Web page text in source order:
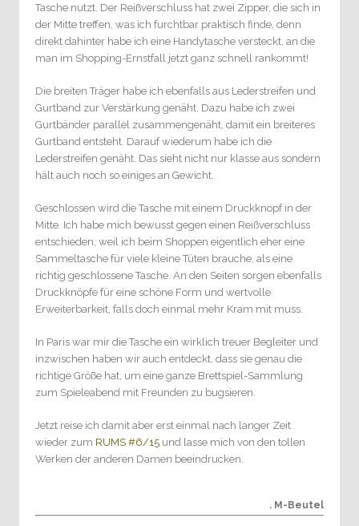
Tasche nutzt. Der Reißverschluss hat zwei Zipper, die sich in
der Mitte treffen, was ich furchtbar praktisch finde, denn
direkt dahinter habe ich eine Handytasche versteckt, an die
man im Shopping-Ernstfall jetzt ganz schnell rankommt!
Die breiten Träger habe ich ebenfalls aus Lederstreifen und
Gurtband zur Verstärkung genäht. Dazu habe ich zwei
Gurtbänder parallel zusammengenäht, damit ein breiteres
Gurtband entsteht. Darauf wiederum habe ich die
Lederstreifen genäht. Das sieht nicht nur klasse aus sondern
hält auch noch so einiges an Gewicht.
Geschlossen wird die Tasche mit einem Druckknopf in der
Mitte. Ich habe mich bewusst gegen einen Reißverschluss
entschieden, weil ich beim Shoppen eigentlich eher eine
Sammeltasche für viele kleine Tüten brauche, als eine
richtig geschlossene Tasche. An den Seiten sorgen ebenfalls
Druckknöpfe für eine schöne Form und wertvolle
Erweiterbarkeit, falls doch einmal mehr Kram mit muss.
In Paris war mir die Tasche ein wirklich treuer Begleiter und
inzwischen haben wir auch entdeckt, dass sie genau die
richtige Größe hat, um eine ganze Brettspiel-Sammlung
zum Spieleabend mit Freunden zu bugsieren.
Jetzt reise ich damit aber erst einmal nach langer Zeit
wieder zum RUMS #6/15 und lasse mich von den tollen
Werken der anderen Damen beeindrucken.
. M-Beutel